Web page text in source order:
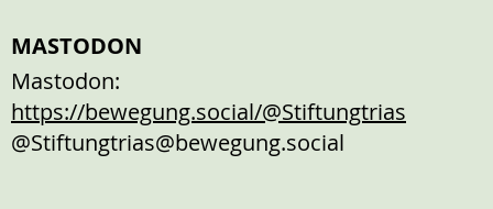
MASTODON
Mastodon:
https://bewegung.social/@Stiftungtrias
@Stiftungtrias@bewegung.social